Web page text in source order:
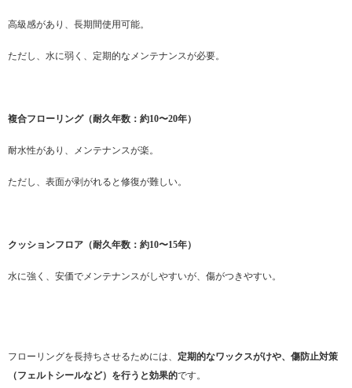
高級感があり、長期間使用可能。
ただし、水に弱く、定期的なメンテナンスが必要。
複合フローリング（耐久年数：約10〜20年）
耐水性があり、メンテナンスが楽。
ただし、表面が剥がれると修復が難しい。
クッションフロア（耐久年数：約10〜15年）
水に強く、安価でメンテナンスがしやすいが、傷がつきやすい。
フローリングを長持ちさせるためには、 定期的なワックスがけや、傷防止対策
（フェルトシールなど）を行うと効果的です。